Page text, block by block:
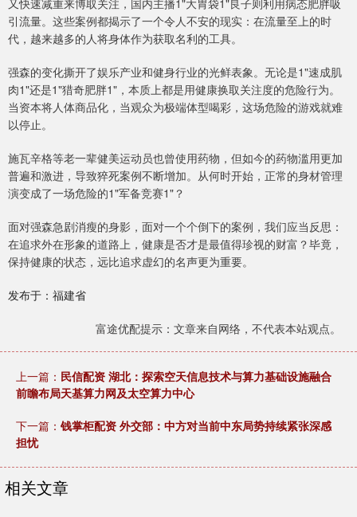
又快速减重来博取关注，国内主播1"大胃袋1"良子则利用病态肥胖吸
引流量。这些案例都揭示了一个令人不安的现实：在流量至上的时
代，越来越多的人将身体作为获取名利的工具。
强森的变化撕开了娱乐产业和健身行业的光鲜表象。无论是1"速成肌
肉1"还是1"猎奇肥胖1"，本质上都是用健康换取关注度的危险行为。
当资本将人体商品化，当观众为极端体型喝彩，这场危险的游戏就难
以停止。
施瓦辛格等老一辈健美运动员也曾使用药物，但如今的药物滥用更加
普遍和激进，导致猝死案例不断增加。从何时开始，正常的身材管理
演变成了一场危险的1"军备竞赛1"？
面对强森急剧消瘦的身影，面对一个个倒下的案例，我们应当反思：
在追求外在形象的道路上，健康是否才是最值得珍视的财富？毕竟，
保持健康的状态，远比追求虚幻的名声更为重要。
发布于：福建省
富途优配提示：文章来自网络，不代表本站观点。
上一篇： 民信配资 湖北：探索空天信息技术与算力基础设施融合
前瞻布局天基算力网及太空算力中心
下一篇： 钱掌柜配资 外交部：中方对当前中东局势持续紧张深感
担忧
相关文章